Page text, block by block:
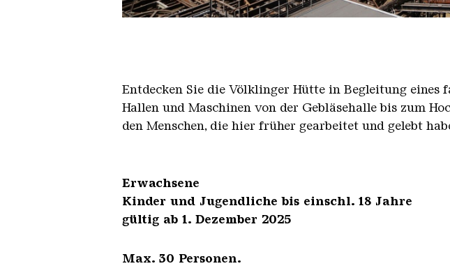
Der Erzschrägaufzug der Völklinger Hütte mit dem
Copyright: Weltkulturerbe Völklinger Hütte | Karl
Entdecken Sie die Völklinger Hütte in Begleitung eines
Hallen und Maschinen von der Gebläsehalle bis zum
den Menschen, die hier früher gearbeitet und gelebt
Erwachsene
Kinder und Jugendliche bis einschl. 18
gültig ab 1. Dezember 2025
Max. 30 Personen.